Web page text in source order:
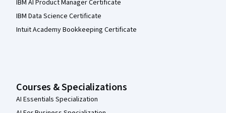
IBM AI Product Manager Certificate
IBM Data Science Certificate
Intuit Academy Bookkeeping Certificate
Courses & Specializations
AI Essentials Specialization